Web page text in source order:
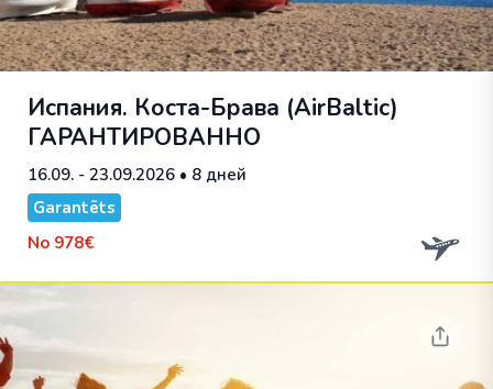
Испания. Коста-Брава (AirBaltic)
ГАРАНТИРОВАННО
16.09. - 23.09.2026 • 8 дней
Garantēts
No 978€